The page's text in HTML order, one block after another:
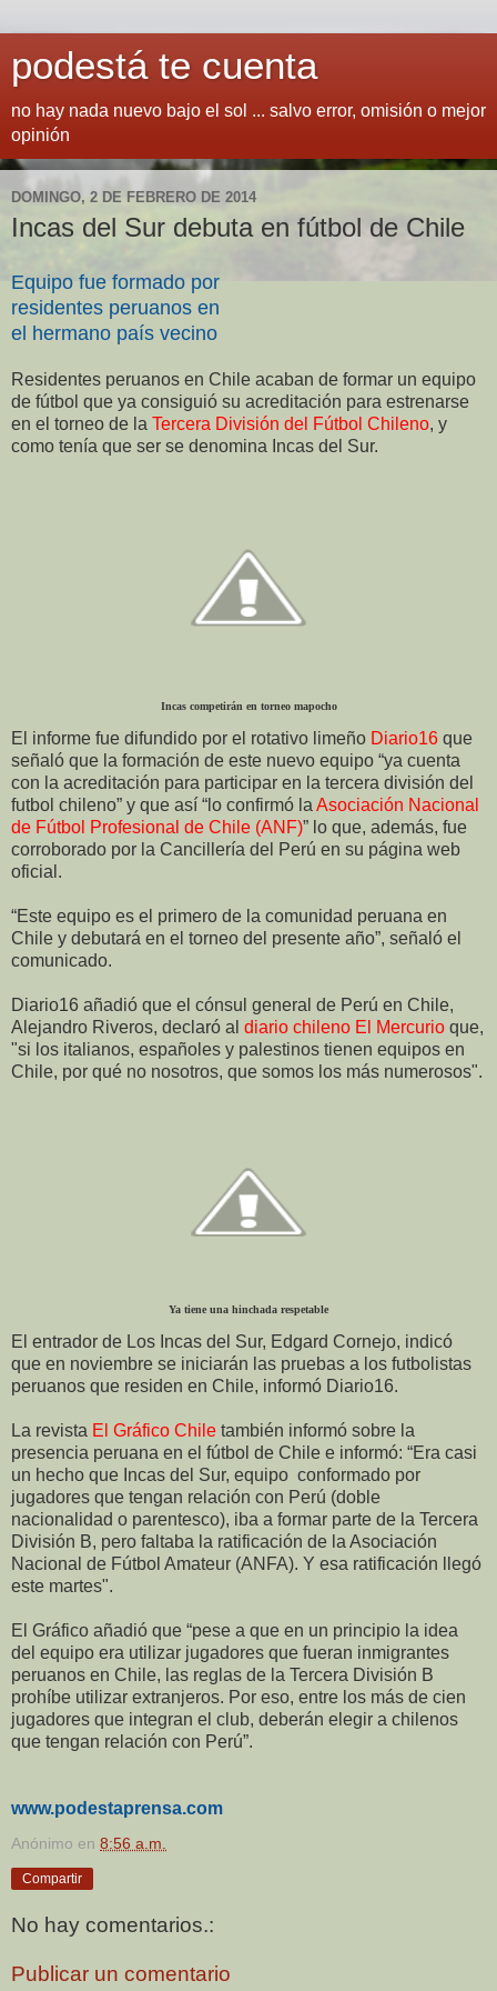
podestá te cuenta
no hay nada nuevo bajo el sol ... salvo error, omisión o mejor
opinión
DOMINGO, 2 DE FEBRERO DE 2014
Incas del Sur debuta en fútbol de Chile
Equipo fue formado por
residentes peruanos en
el hermano país vecino
Residentes peruanos en Chile acaban de formar un equipo
de fútbol que ya consiguió su acreditación para estrenarse
en el torneo de la Tercera División del Fútbol Chileno, y
como tenía que ser se denomina Incas del Sur.
Incas competirán en torneo mapocho
El informe fue difundido por el rotativo limeño Diario16 que
señaló que la formación de este nuevo equipo “ya cuenta
con la acreditación para participar en la tercera división del
futbol chileno” y que así “lo confirmó la Asociación Nacional
de Fútbol Profesional de Chile (ANF)” lo que, además, fue
corroborado por la Cancillería del Perú en su página web
oficial.
“Este equipo es el primero de la comunidad peruana en
Chile y debutará en el torneo del presente año”, señaló el
comunicado.
Diario16 añadió que el cónsul general de Perú en Chile,
Alejandro Riveros, declaró al diario chileno El Mercurio que,
"si los italianos, españoles y palestinos tienen equipos en
Chile, por qué no nosotros, que somos los más numerosos".
Ya tiene una hinchada respetable
El entrador de Los Incas del Sur, Edgard Cornejo, indicó
que en noviembre se iniciarán las pruebas a los futbolistas
peruanos que residen en Chile, informó Diario16.
La revista El Gráfico Chile también informó sobre la
presencia peruana en el fútbol de Chile e informó: “Era casi
un hecho que Incas del Sur, equipo conformado por
jugadores que tengan relación con Perú (doble
nacionalidad o parentesco), iba a formar parte de la Tercera
División B, pero faltaba la ratificación de la Asociación
Nacional de Fútbol Amateur (ANFA). Y esa ratificación llegó
este martes".
El Gráfico añadió que “pese a que en un principio la idea
del equipo era utilizar jugadores que fueran inmigrantes
peruanos en Chile, las reglas de la Tercera División B
prohíbe utilizar extranjeros. Por eso, entre los más de cien
jugadores que integran el club, deberán elegir a chilenos
que tengan relación con Perú”.
www.podestaprensa.com
Anónimo en 8:56 a.m.
Compartir
No hay comentarios.:
Publicar un comentario